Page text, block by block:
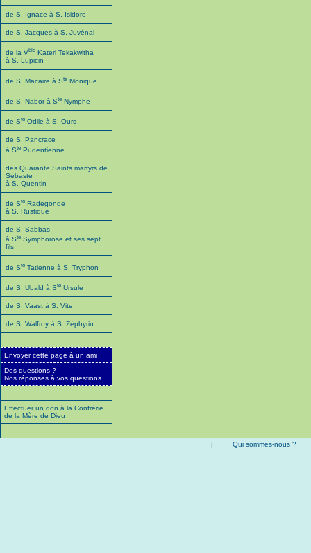
de S. Ignace à S. Isidore
de S. Jacques à S. Juvénal
de la Vble Kateri Tekakwitha
à S. Lupicin
de S. Macaire à Ste Monique
de S. Nabor à Ste Nymphe
de Ste Odile à S. Ours
de S. Pancrace
à Ste Pudentienne
des Quarante Saints martyrs de
Sébaste
à S. Quentin
de Ste Radegonde
à S. Rustique
de S. Sabbas
à Ste Symphorose et ses sept
fils
de Ste Tatienne à S. Tryphon
de S. Ubald à Ste Ursule
de S. Vaast à S. Vite
de S. Walfroy à S. Zéphyrin
Envoyer cette page à un ami
Des questions ?
Nos réponses à vos questions
Effectuer un don à la Confrérie
de la Mère de Dieu
| Qui sommes-nous ?